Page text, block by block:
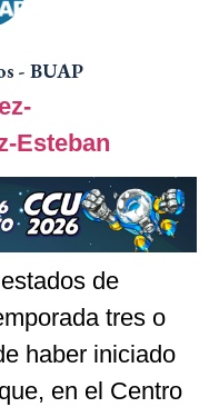
- BUAP
Esteban
de
tres o
haber iniciado
en el Centro